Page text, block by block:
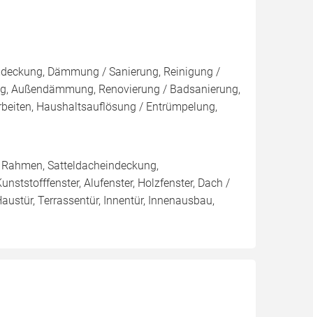
Dämmung / Sanierung, Reinigung /
Außendämmung, Renovierung / Badsanierung,
Haushaltsauflösung / Entrümpelung,
Satteldacheindeckung,
Alufenster, Holzfenster, Dach /
Terrassentür, Innentür, Innenausbau,